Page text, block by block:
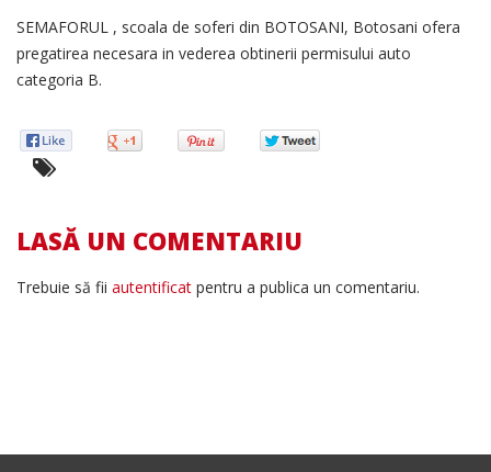
SEMAFORUL , scoala de soferi din BOTOSANI, Botosani ofera
pregatirea necesara in vederea obtinerii permisului auto
categoria B.
LASĂ UN COMENTARIU
Trebuie să fii autentificat pentru a publica un comentariu.